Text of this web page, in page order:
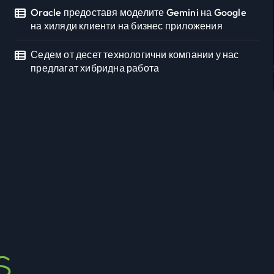
Oracle предоставя моделите Gemini на Google
на хиляди клиенти на бизнес приложения
Седем от десет технологични компании у нас
предлагат хибридна работа